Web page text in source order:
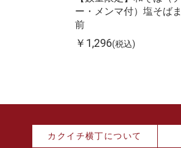
ー・メンマ付）塩そば
前
￥1,296(税込)
カクイチ横丁について